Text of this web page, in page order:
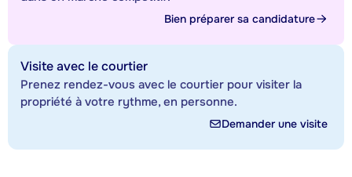
Bien préparer sa candidature
Visite avec le courtier
Prenez rendez-vous avec le courtier pour visiter la
propriété à votre rythme, en personne.
Demander une visite